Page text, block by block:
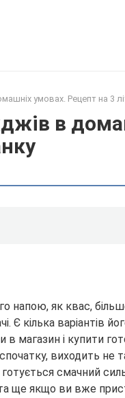
умовах. Рецепт на 3
в
напою, як квас,
Є кілька варіантів
в магазин і купити
виходить не
смачний
ще якщо ви вже